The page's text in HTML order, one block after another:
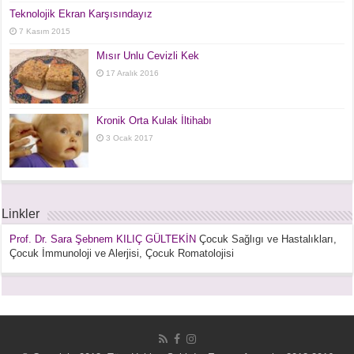
Teknolojik Ekran Karşısındayız
7 Kasım 2015
Mısır Unlu Cevizli Kek
17 Aralık 2016
Kronik Orta Kulak İltihabı
3 Ocak 2017
Linkler
Prof. Dr. Sara Şebnem KILIÇ GÜLTEKİN Çocuk Sağlıgı ve Hastalıkları,
Çocuk İmmunoloji ve Alerjisi, Çocuk Romatolojisi